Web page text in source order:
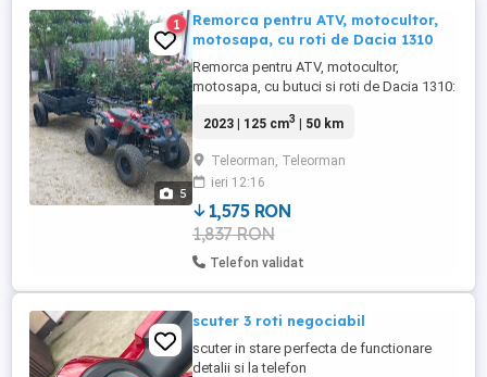
5
1
Remorca pentru ATV, motocultor,
motosapa, cu roti de Dacia 1310
Remorca pentru ATV, motocultor,
motosapa, cu butuci si roti de Dacia 1310:
2023 | 125 cm3 | 50 km
Teleorman, Teleorman
ieri 12:16
1,575 RON
1,837 RON
Telefon validat
scuter 3 roti negociabil
scuter in stare perfecta de functionare
detalii si la telefon